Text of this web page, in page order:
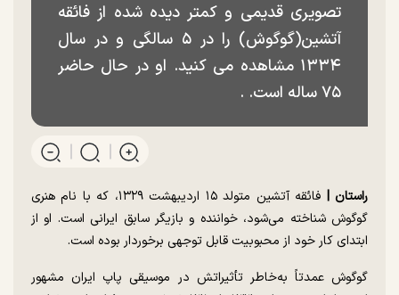
تصویری قدیمی و کمتر دیده شده از فائقه
آتشین(گوگوش) را در ۵ سالگی و در سال
۱۳۳۴ مشاهده می کنید. او در حال حاضر
۷۵ ساله است. .
راستان |
فائقه آتشین متولد ۱۵ اردیبهشت ۱۳۲۹، که با نام هنری
گوگوش شناخته می‌شود، خواننده و بازیگر سابق ایرانی است. او از
ابتدای کار خود از محبوبیت قابل توجهی برخوردار بوده است.
گوگوش عمدتاً به‌خاطر تأثیراتش در موسیقی پاپ ایران مشهور